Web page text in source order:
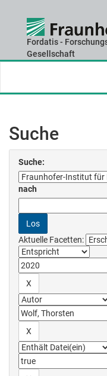
navigation
Fordatis -
Gesellschaft
Suche
Suche:
nach
Aktuelle Facetten: